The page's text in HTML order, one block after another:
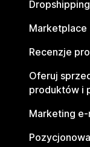
Dropshipping
Marketplace
Recenzje
Oferuj
produktów i
Marketing